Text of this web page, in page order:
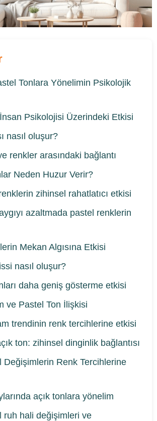
Tonlara Yönelimin Psikolojik
Psikolojisi Üzerindeki Etkisi
nasıl oluşur?
renkler arasındaki bağlantı
Neden Huzur Verir?
zihinsel rahatlatıcı etkisi
azaltmada pastel renklerin
Mekan Algısına Etkisi
nasıl oluşur?
daha geniş gösterme etkisi
ve Pastel Ton İlişkisi
trendinin renk tercihlerine etkisi
ton: zihinsel dinginlik bağlantısı
Değişimlerin Renk Tercihlerine
açık tonlara yönelim
ruh hali değişimleri ve